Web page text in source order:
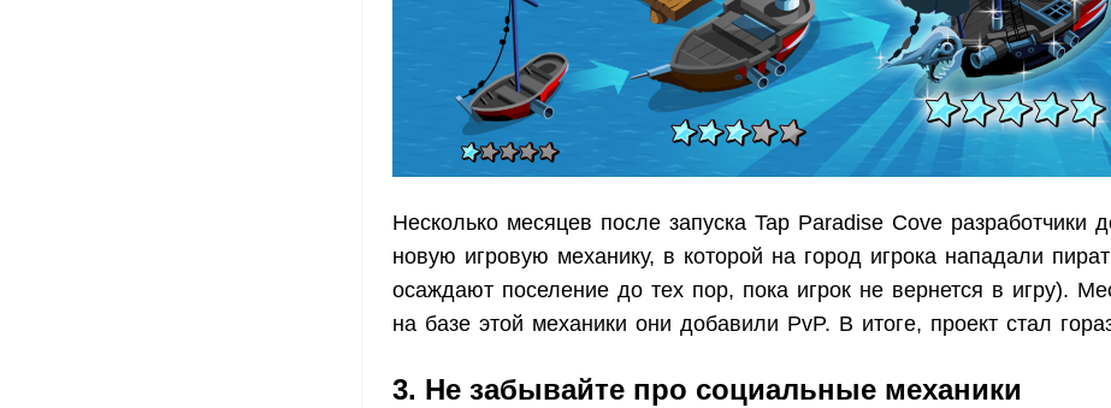
Несколько месяцев после запуска Tap Paradise Cove разработчики
новую игровую механику, в которой на город игрока нападали
осаждают поселение до тех пор, пока игрок не вернется в игру).
на базе этой механики они добавили PvP. В итоге, проект стал
3. Не забывайте про социальные механики